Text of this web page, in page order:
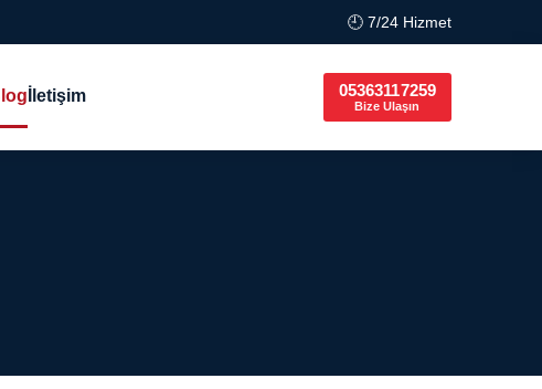
🕘 7/24 Hizmet
İletişim 05363117259
Bize Ulaşın